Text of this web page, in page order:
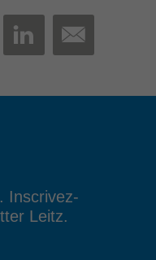
LINKEDIN
MAIL
Inscrivez-
Leitz.